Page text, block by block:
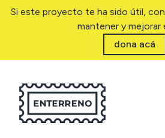
Si este proyecto te ha sido útil,
mantener y mejorar
dona acá